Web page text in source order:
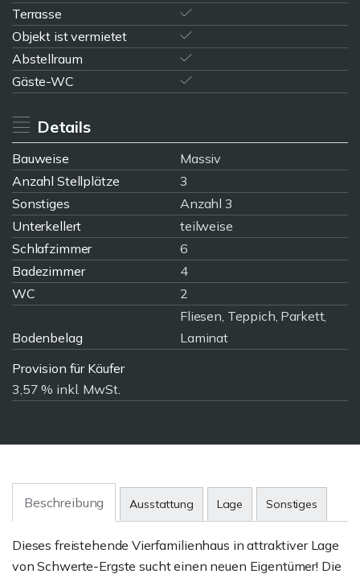
Terrasse
Objekt ist vermietet
Abstellraum
Gäste-WC
Details
Bauweise
Massiv
Anzahl Stellplätze
3
Sonstiges
Anzahl 3
Unterkellert
teilweise
Schlafzimmer
6
Badezimmer
4
WC
2
Bodenbelag
Fliesen, Teppich, Parkett,
Laminat
Provision für Käufer
3,57 % inkl. MwSt.
Beschreibung Ausstattung Lage Sonstiges
Dieses freistehende Vierfamilienhaus in attraktiver Lage
von Schwerte-Ergste sucht einen neuen Eigentümer! Die